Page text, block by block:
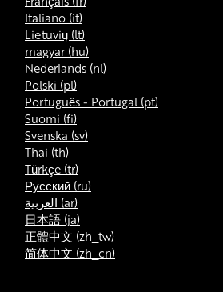
Italiano ‎(it)‎
Lietuvių ‎(lt)‎
magyar ‎(hu)‎
Nederlands ‎(nl)‎
Polski ‎(pl)‎
Português - Portugal ‎(pt)‎
Suomi ‎(fi)‎
Svenska ‎(sv)‎
Thai ‎(th)‎
Türkçe ‎(tr)‎
Русский ‎(ru)‎
العربية ‎(ar)‎
日本語 ‎(ja)‎
正體中文 ‎(zh_tw)‎
简体中文 ‎(zh_cn)‎